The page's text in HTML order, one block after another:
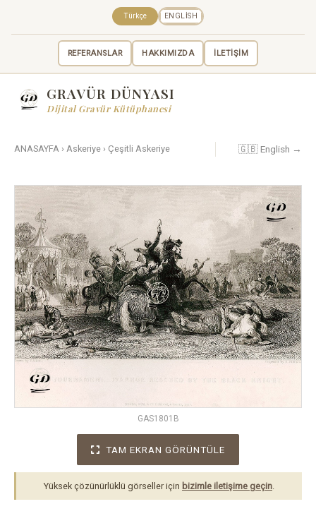
REFERANSLAR HAKKIMIZDA İLETİŞİM
Türkçe ENGLISH
GRAVÜR DÜNYASI
Dijital Gravür Kütüphanesi
ANASAYFA › Askeriye › Çeşitli Askeriye 🇬🇧 English →
GAS1801B
TAM EKRAN GÖRÜNTÜLE
Yüksek çözünürlüklü görseller için bizimle iletişime geçin